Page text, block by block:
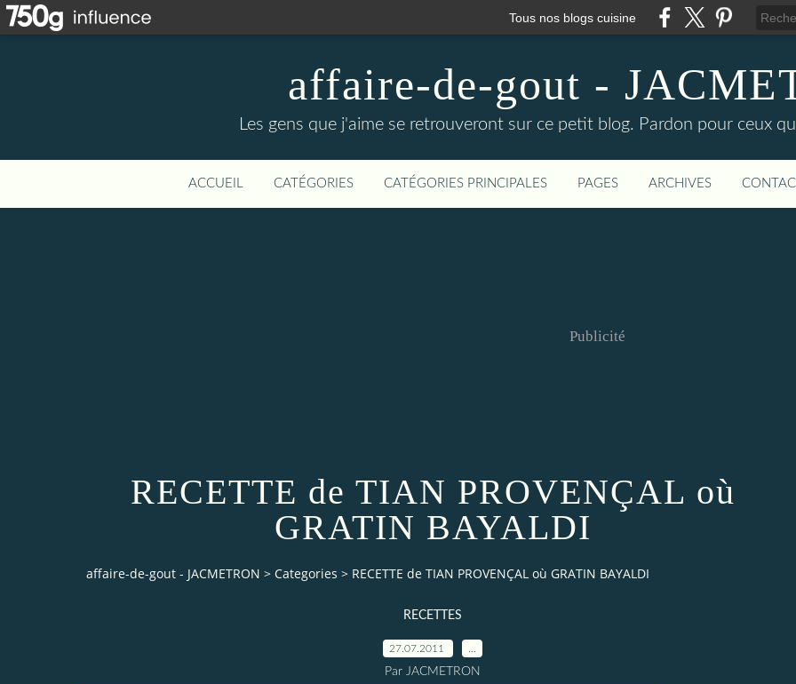
Tous nos blogs cuisine
affaire-de-gout -
Les gens que j'aime se retrouveront sur ce petit blog. Pardon pour ceux
ACCUEIL CATÉGORIES CATÉGORIES PRINCIPALES PAGES ARCHIVES
Publicité
RECETTE de TIAN PROVENÇAL où
GRATIN BAYALDI
affaire-de-gout - JACMETRON > Categories > RECETTE de TIAN PROVENÇAL où GRATIN BAYALDI
RECETTES
27.07.2011
Par JACMETRON